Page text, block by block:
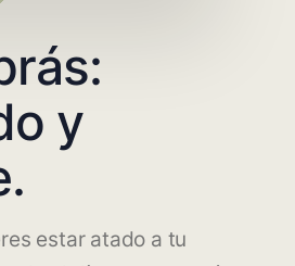
y
estar atado a tu